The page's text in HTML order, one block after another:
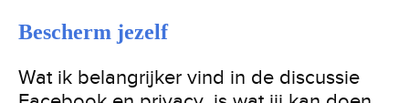
Bescherm jezelf
Wat ik belangrijker vind in de discussie